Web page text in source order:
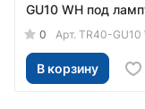
GU10 WH под
белый
0 Арт. TR40-GU10
В корзину